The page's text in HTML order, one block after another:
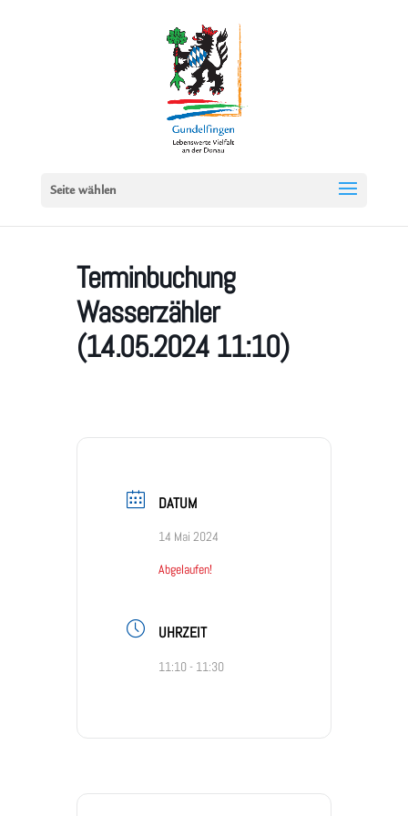
Seite wählen
Terminbuchung
Wasserzähler
(14.05.2024 11:10)
DATUM
14 Mai 2024
Abgelaufen!
UHRZEIT
11:10 - 11:30